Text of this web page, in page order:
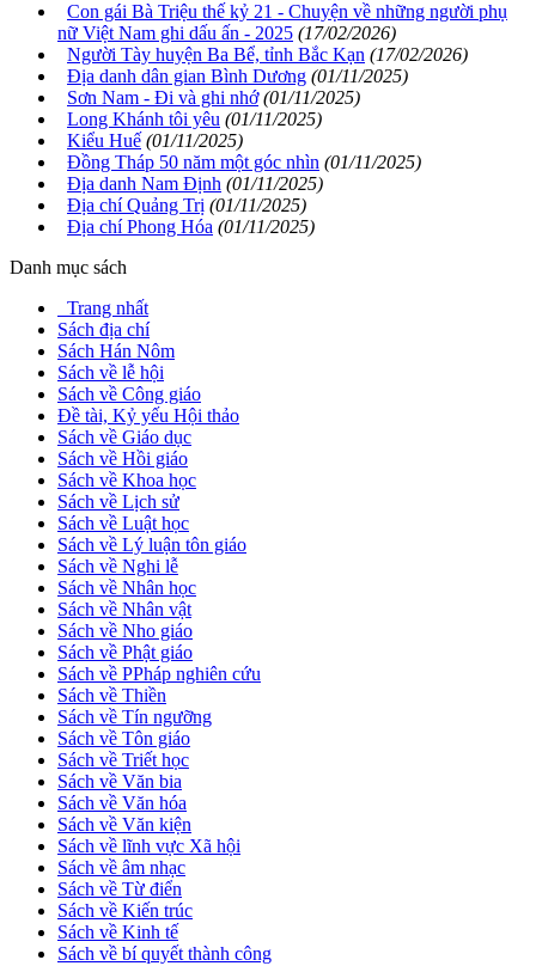
Con gái Bà Triệu thế kỷ 21 - Chuyện về những người phụ
nữ Việt Nam ghi dấu ấn - 2025 (17/02/2026)
Người Tày huyện Ba Bể, tỉnh Bắc Kạn (17/02/2026)
Địa danh dân gian Bình Dương (01/11/2025)
Sơn Nam - Đi và ghi nhớ (01/11/2025)
Long Khánh tôi yêu (01/11/2025)
Kiểu Huế (01/11/2025)
Đồng Tháp 50 năm một góc nhìn (01/11/2025)
Địa danh Nam Định (01/11/2025)
Địa chí Quảng Trị (01/11/2025)
Địa chí Phong Hóa (01/11/2025)
Danh mục sách
Trang nhất
Sách địa chí
Sách Hán Nôm
Sách về lễ hội
Sách về Công giáo
Đề tài, Kỷ yếu Hội thảo
Sách về Giáo dục
Sách về Hồi giáo
Sách về Khoa học
Sách về Lịch sử
Sách về Luật học
Sách về Lý luận tôn giáo
Sách về Nghi lễ
Sách về Nhân học
Sách về Nhân vật
Sách về Nho giáo
Sách về Phật giáo
Sách về PPháp nghiên cứu
Sách về Thiền
Sách về Tín ngưỡng
Sách về Tôn giáo
Sách về Triết học
Sách về Văn bia
Sách về Văn hóa
Sách về Văn kiện
Sách về lĩnh vực Xã hội
Sách về âm nhạc
Sách về Từ điển
Sách về Kiến trúc
Sách về Kinh tế
Sách về bí quyết thành công